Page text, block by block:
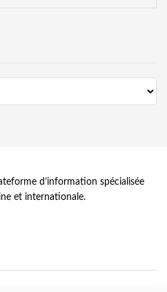
d’information spécialisée
et internationale.